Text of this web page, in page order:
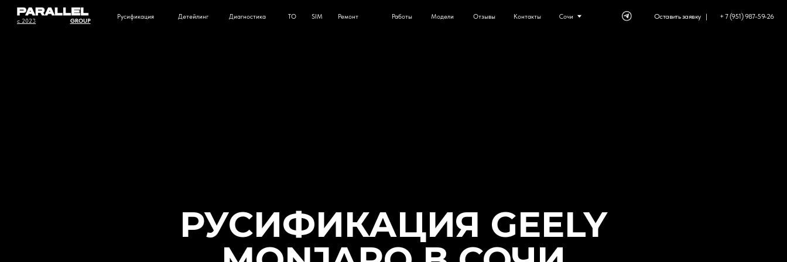
Отзывы
Ремонт
Диагностика Модели
Русификация Детейлинг
c 2023 GROUP
Контакты
Работы + 7 (951) 987-59-26
Оставить заявку⠀|
ТО
РУСИФИКАЦИЯ GEELY